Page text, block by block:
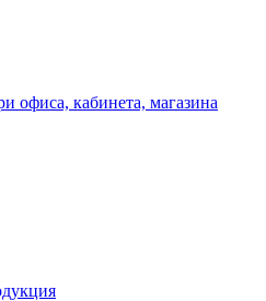
офиса, кабинета, магазина